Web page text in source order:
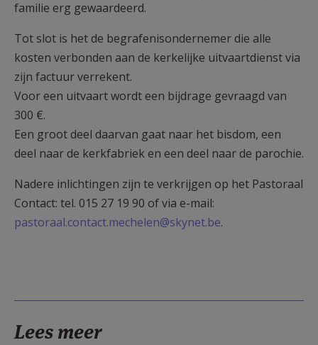
familie erg gewaardeerd.
Tot slot is het de begrafenisondernemer die alle
kosten verbonden aan de kerkelijke uitvaartdienst via
zijn factuur verrekent.
Voor een uitvaart wordt een bijdrage gevraagd van
300 €.
Een groot deel daarvan gaat naar het bisdom, een
deel naar de kerkfabriek en een deel naar de parochie.
Nadere inlichtingen zijn te verkrijgen op het Pastoraal
Contact: tel. 015 27 19 90 of via e-mail:
pastoraal.contact.mechelen@skynet.be.
Lees meer